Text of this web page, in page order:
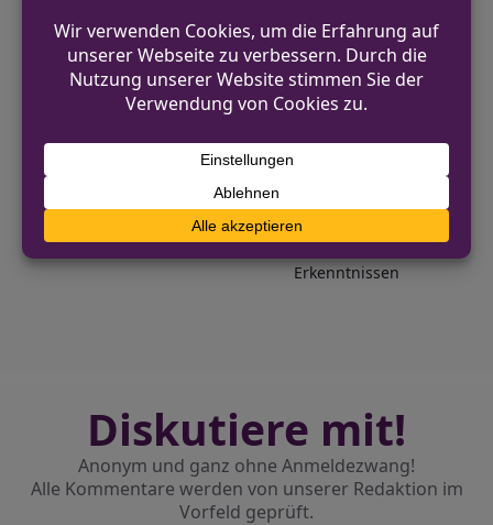
benötigen eine aktive
Versicherungsplakette.
VORHERIGER BEITRAG
Köln-Niehl: 44-Jähriger vor Tankstelle
attackiert – Öffentlichkeitsfahndung
NÄCHSTER BEITRAG
Ennepetal: Verkehrskontrolle führt zu
Erkenntnissen
Diskutiere mit!
Anonym und ganz ohne Anmeldezwang!
Alle Kommentare werden von unserer Redaktion im
Vorfeld geprüft.